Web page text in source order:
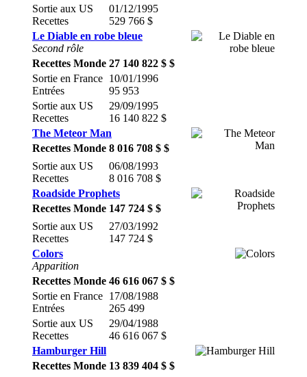
Sortie aux US
Recettes
01/12/1995
529 766 $
Le Diable en robe bleue
Second rôle
Recettes Monde 27 140 822 $ $
Sortie en France
Entrées
10/01/1996
95 953
Sortie aux US
Recettes
29/09/1995
16 140 822 $
The Meteor Man
Recettes Monde 8 016 708 $ $
Sortie aux US
Recettes
06/08/1993
8 016 708 $
Roadside Prophets
Recettes Monde 147 724 $ $
Sortie aux US
Recettes
27/03/1992
147 724 $
Colors
Apparition
Recettes Monde 46 616 067 $ $
Sortie en France
Entrées
17/08/1988
265 499
Sortie aux US
Recettes
29/04/1988
46 616 067 $
Hamburger Hill
Recettes Monde 13 839 404 $ $